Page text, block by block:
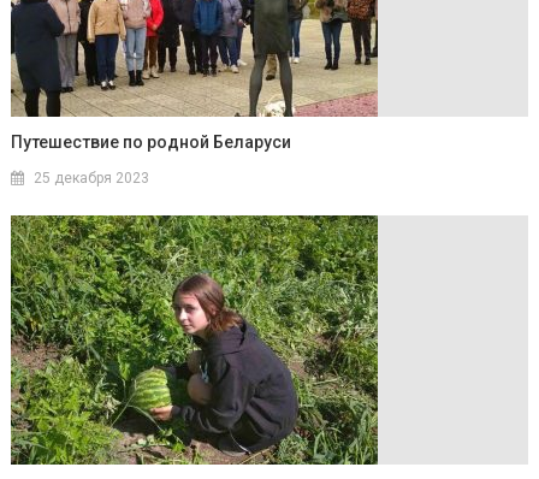
Путешествие по родной Беларуси
25 декабря 2023